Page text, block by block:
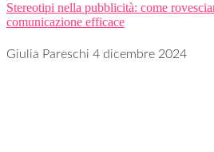
Stereotipi nella pubblicità: come
comunicazione efficace
Giulia Pareschi 4 dicembre 2024